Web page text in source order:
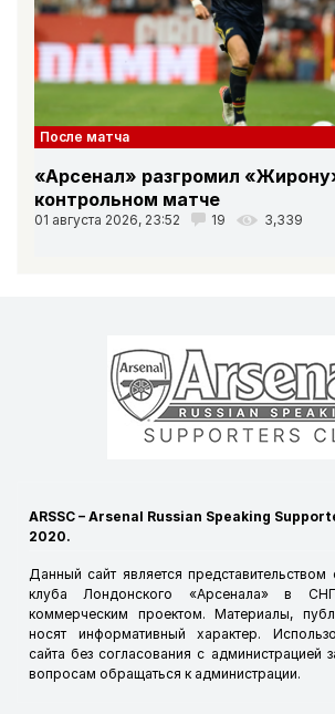
После матча
«Арсенал» разгромил
контрольном матче
01 августа 2026, 23:52 19 3,339
ARSSC – Arsenal Russian Speaking
2020.
Данный сайт является
клуба Лондонского «Арсенала» в
коммерческим проектом. Материалы,
носят информативный характер.
сайта без согласования с администрацией
вопросам обращаться к администрации.